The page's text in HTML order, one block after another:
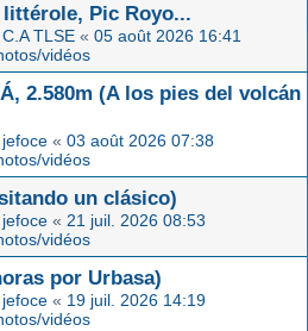
Pic Royo...
C.A TLSE « 05 août 2026 16:41
vidéos
2.580m (A los pies del volcán
jefoce « 03 août 2026 07:38
vidéos
un clásico)
jefoce « 21 juil. 2026 08:53
vidéos
por Urbasa)
jefoce « 19 juil. 2026 14:19
vidéos